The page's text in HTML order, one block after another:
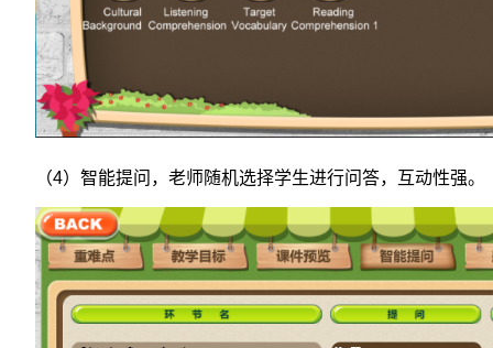
（4）智能提问，老师随机选择学生进行问答，互动性强。